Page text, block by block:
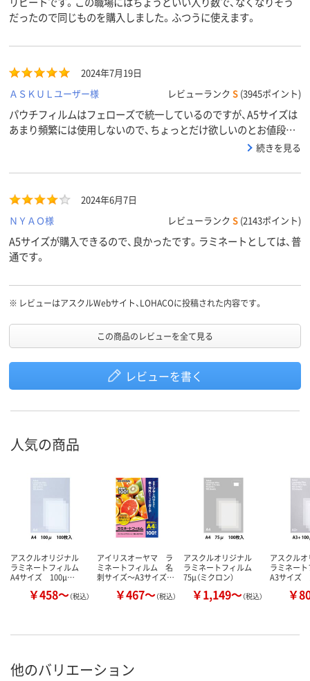
だったので同じものを購入しました。ふつうに使えます。
2024年7月19日
ＡＳＫＵＬユーザー様
レビューランク S (3945ポイント)
パウチフィルムはフェローズで統一しているのですが、A5サイズは
あまり頻繁には使用しないので、ちょっとだけ欲しいのとお値段も
続きを見る
2024年6月7日
ＮＹＡＯ様
レビューランク S (2143ポイント)
A5サイズが購入できるので、良かったです。ラミネートとしては、普
通です。
※ レビューはアスクルWebサイト、LOHACOに投稿された内容です。
この商品のレビューを全て見る
レビューを書く
人気の商品
アスクルオリジナル
ラミネートフィルム
A4サイズ 100μ…
￥458～（税込）
アイリスオーヤマ ラ
ミネートフィルム 名
刺サイズ～A3サイズ…
￥467～（税込）
アスクルオリジナル
ラミネートフィルム
75μ（ミクロン）
￥1,149～（税込）
アスクル
ラミネー
A3サイズ
￥
他のバリエーション